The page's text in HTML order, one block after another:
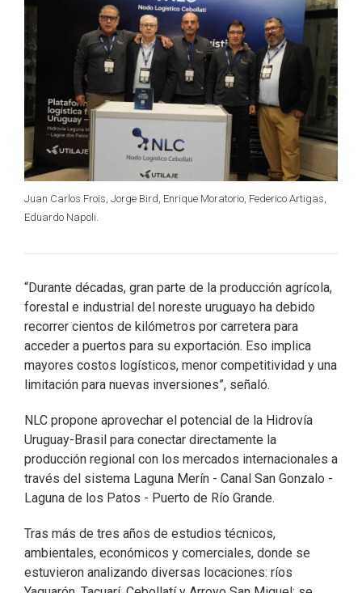
Juan Carlos Frois, Jorge Bird, Enrique Moratorio, Federico Artigas,
Eduardo Napoli.
“Durante décadas, gran parte de la producción agrícola,
forestal e industrial del noreste uruguayo ha debido
recorrer cientos de kilómetros por carretera para
acceder a puertos para su exportación. Eso implica
mayores costos logísticos, menor competitividad y una
limitación para nuevas inversiones”, señaló.
NLC propone aprovechar el potencial de la Hidrovía
Uruguay-Brasil para conectar directamente la
producción regional con los mercados internacionales a
través del sistema Laguna Merín - Canal San Gonzalo -
Laguna de los Patos - Puerto de Río Grande.
Tras más de tres años de estudios técnicos,
ambientales, económicos y comerciales, donde se
estuvieron analizando diversas locaciones: ríos